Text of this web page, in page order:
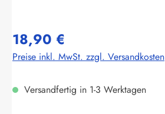
18,90 €
Preise inkl. MwSt. zzgl. Versandkosten
Versandfertig in 1-3 Werktagen